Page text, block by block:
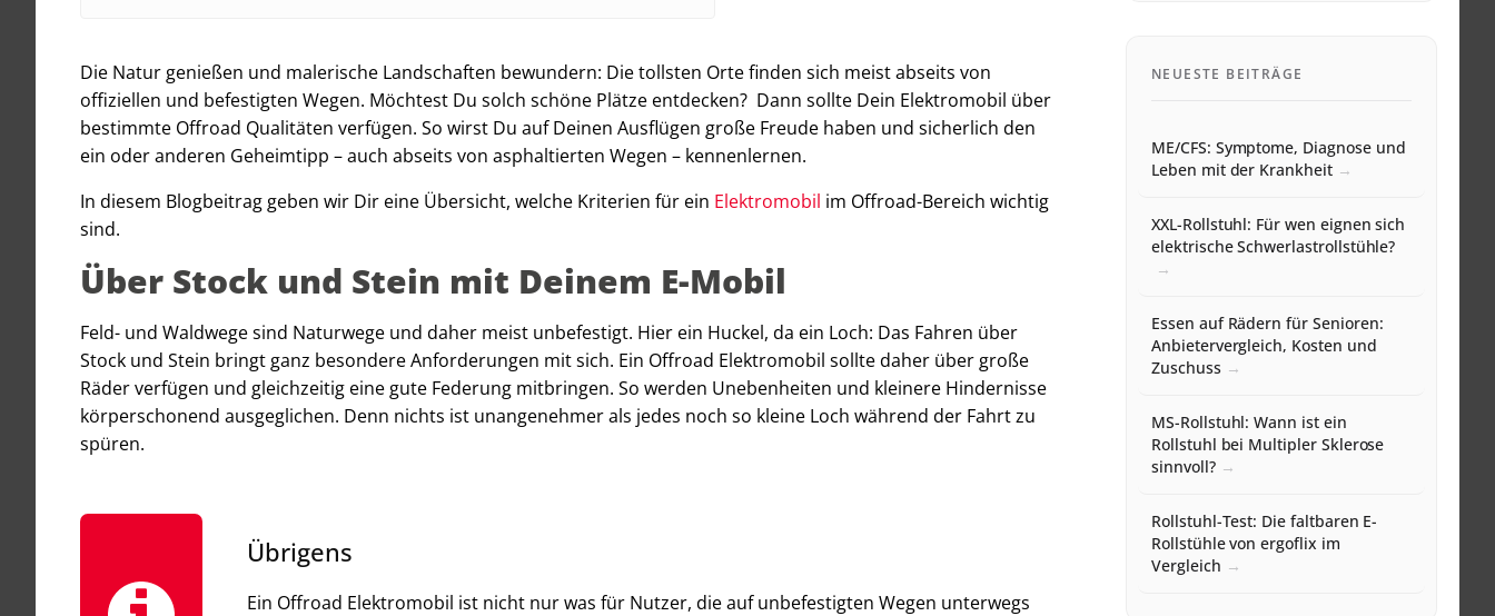
Die Natur genießen und malerische Landschaften bewundern: Die tollsten Orte finden sich meist abseits von
offiziellen und befestigten Wegen. Möchtest Du solch schöne Plätze entdecken? Dann sollte Dein Elektromobil über
bestimmte Offroad Qualitäten verfügen. So wirst Du auf Deinen Ausflügen große Freude haben und sicherlich den
ein oder anderen Geheimtipp – auch abseits von asphaltierten Wegen – kennenlernen.
In diesem Blogbeitrag geben wir Dir eine Übersicht, welche Kriterien für ein Elektromobil im Offroad-Bereich wichtig
sind.
Über Stock und Stein mit Deinem E-Mobil
Feld- und Waldwege sind Naturwege und daher meist unbefestigt. Hier ein Huckel, da ein Loch: Das Fahren über
Stock und Stein bringt ganz besondere Anforderungen mit sich. Ein Offroad Elektromobil sollte daher über große
Räder verfügen und gleichzeitig eine gute Federung mitbringen. So werden Unebenheiten und kleinere Hindernisse
körperschonend ausgeglichen. Denn nichts ist unangenehmer als jedes noch so kleine Loch während der Fahrt zu
spüren.
Übrigens
Ein Offroad Elektromobil ist nicht nur was für Nutzer, die auf unbefestigten Wegen unterwegs
NEUESTE BEITRÄGE
ME/CFS: Symptome, Diagnose und
Leben mit der Krankheit
XXL-Rollstuhl: Für wen eignen sich
elektrische Schwerlastrollstühle?
Essen auf Rädern für Senioren:
Anbietervergleich, Kosten und
Zuschuss
MS-Rollstuhl: Wann ist ein
Rollstuhl bei Multipler Sklerose
sinnvoll?
Rollstuhl-Test: Die faltbaren E-
Rollstühle von ergoflix im
Vergleich